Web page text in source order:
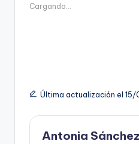
Cargando...
Última actualización el
Antonia Sánchez